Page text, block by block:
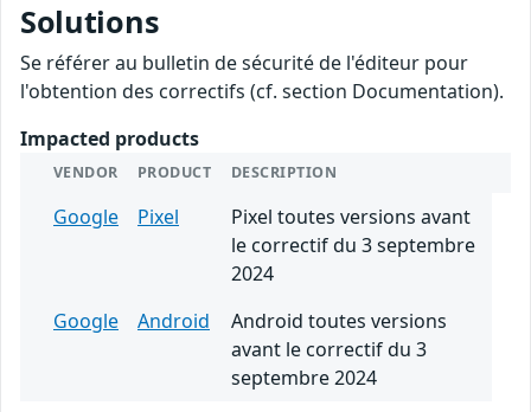
Solutions
Se référer au bulletin de sécurité de l'éditeur pour
l'obtention des correctifs (cf. section Documentation).
Impacted products
VENDOR PRODUCT DESCRIPTION
Google Pixel
Pixel toutes versions avant
le correctif du 3 septembre
2024
Google
Android
Android toutes versions
avant le correctif du 3
septembre 2024